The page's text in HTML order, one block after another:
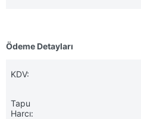
Ödeme Detayları
KDV:
Tapu
Harcı: